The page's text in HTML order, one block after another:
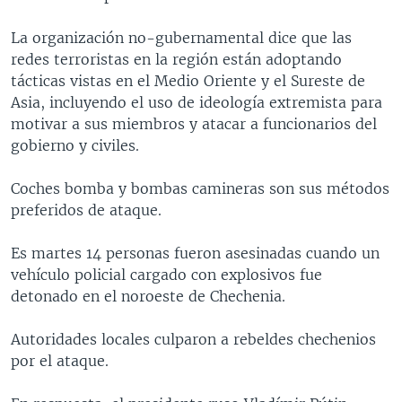
BRASIL
ENTRETENIMIENTO Y CULTURA
TECNOLOGÍA
DEPORTES
CIENCIA Y SALUD
VIDEOS
FOTOGRAFÍA
AUDIOS
PROGRAMAS TV
EL MUNDO AL DÍA
FORO INTERAMERICANO
VISIÓN 360
PANORAMA
RADIO
AVANCE INFORMATIVO
AUDIONOTICIAS
ESTADOS UNIDOS AL DÍA
FORO [RADIO]
DEPORTIVO INTERNACIONAL
NOTA ECONÓMICA
ENTRETENIMIENTO
DIRECT
DOCUMENTALES DE LA VOA
Learning English
La organización no-gubernamental dice que las
redes terroristas en la región están adoptando
tácticas vistas en el Medio Oriente y el Sureste de
Asia, incluyendo el uso de ideología extremista para
motivar a sus miembros y atacar a funcionarios del
gobierno y civiles.
Coches bomba y bombas camineras son sus métodos
preferidos de ataque.
Es martes 14 personas fueron asesinadas cuando un
vehículo policial cargado con explosivos fue
detonado en el noroeste de Chechenia.
Autoridades locales culparon a rebeldes chechenios
por el ataque.